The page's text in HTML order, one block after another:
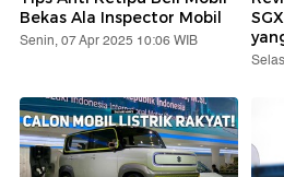
Bekas Ala Inspector Mobil
Senin, 07 Apr 2025 10:06 WIB